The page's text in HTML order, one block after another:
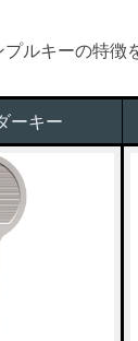
ルキーの特徴
ーキー